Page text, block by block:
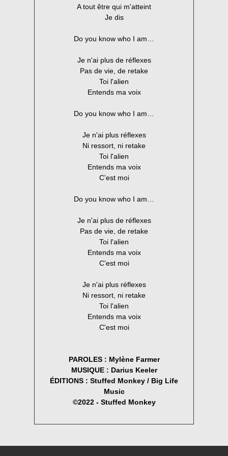
A tout être qui m'atteint
Je dis
Do you know who I am…
Je n'ai plus de réflexes
Pas de vie, de retake
Toi l'alien
Entends ma voix
Do you know who I am…
Je n'ai plus réflexes
Ni ressort, ni retake
Toi l'alien
Entends ma voix
C'est moi
Do you know who I am…
Je n'ai plus de réflexes
Pas de vie, de retake
Toi l'alien
Entends ma voix
C'est moi
Je n'ai plus réflexes
Ni ressort, ni retake
Toi l'alien
Entends ma voix
C'est moi
PAROLES : Mylène Farmer
MUSIQUE : Darius Keeler
ÉDITIONS : Stuffed Monkey / Big Life
Music
©2022 - Stuffed Monkey